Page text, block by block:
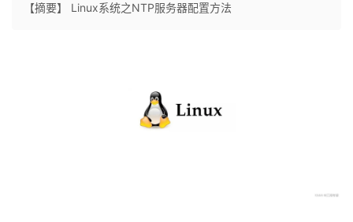
【摘要】 Linux系统之NTP服务器配置方法